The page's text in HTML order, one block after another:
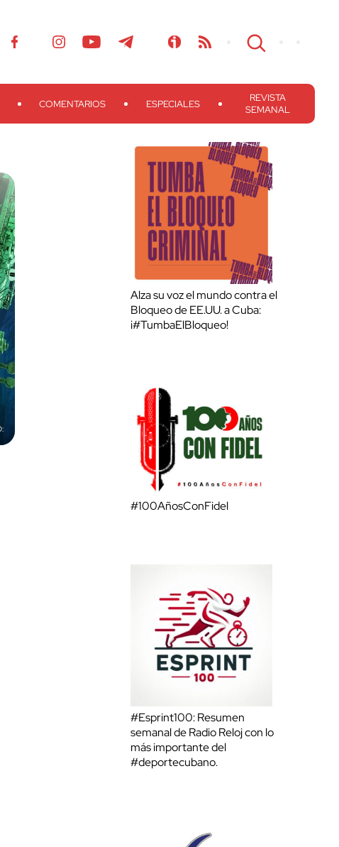
COMENTARIOS ESPECIALES
REVISTA
SEMANAL
Alza su voz el mundo contra el
Bloqueo de EE.UU. a Cuba:
¡#TumbaElBloqueo!
#100AñosConFidel
#Esprint100: Resumen
semanal de Radio Reloj con lo
más importante del
#deportecubano.